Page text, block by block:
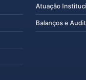
Atuação
Balanços e